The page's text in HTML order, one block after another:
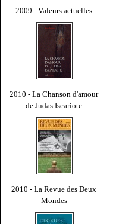
2009 - Valeurs actuelles
2010 - La Chanson d'amour
de Judas Iscariote
2010 - La Revue des Deux
Mondes